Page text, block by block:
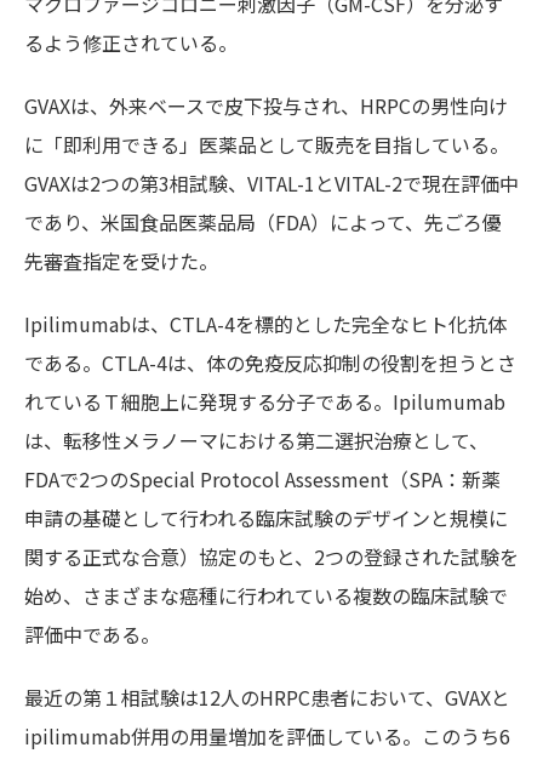
るよう修正されている。
GVAXは、外来ベースで皮下投与され、HRPCの男性向け
に「即利用できる」医薬品として販売を目指している。
GVAXは2つの第3相試験、VITAL-1とVITAL-2で現在評価中
であり、米国食品医薬品局（FDA）によって、先ごろ優
先審査指定を受けた。
Ipilimumabは、CTLA-4を標的とした完全なヒト化抗体
である。CTLA-4は、体の免疫反応抑制の役割を担うとさ
れているＴ細胞上に発現する分子である。Ipilumumab
は、転移性メラノーマにおける第二選択治療として、
FDAで2つのSpecial Protocol Assessment（SPA：新薬
申請の基礎として行われる臨床試験のデザインと規模に
関する正式な合意）協定のもと、2つの登録された試験を
始め、さまざまな癌種に行われている複数の臨床試験で
評価中である。
最近の第１相試験は12人のHRPC患者において、GVAXと
ipilimumab併用の用量増加を評価している。このうち6